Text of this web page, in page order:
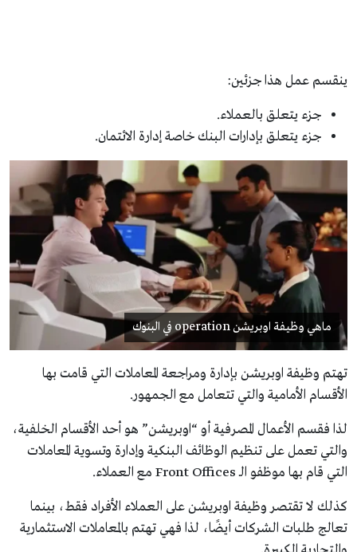
ينقسم عمل هذا جزئين:
جزء يتعلق بالعملاء.
جزء يتعلق بإدارات البنك خاصة إدارة الائتمان.
ماهي وظيفة اوبريشن operation في البنوك
تهتم وظيفة اوبريشن بإدارة ومراجعة المعاملات التي قامت بها
الأقسام الأمامية والتي تتعامل مع الجمهور.
لذا فقسم الأعمال المصرفية أو “اوبريشن” هو أحد الأقسام الخلفية،
والتي تعمل على تنظيم الوظائف البنكية وإدارة وتسوية المعاملات
التي قام بها موظفو الـ Front Offices مع العملاء.
كذلك لا تقتصر وظيفة اوبريشن على العملاء الأفراد فقط، بينما
تعالج طلبات الشركات أيضًا، لذا فهي تهتم بالمعاملات الاستثمارية